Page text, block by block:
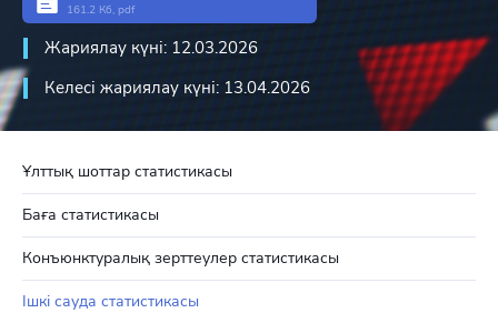
Ұлттық шоттар статистикасы
Баға статистикасы
Конъюнктуралық зерттеулер статистикасы
Ішкі сауда статистикасы
161.2 Кб, pdf
Жариялау күні: 12.03.2026
Келесі жариялау күні: 13.04.2026